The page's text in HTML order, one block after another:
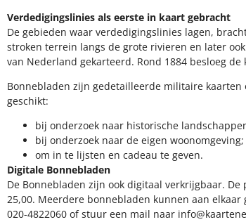
Verdedigingslinies als eerste in kaart gebracht
De gebieden waar verdedigingslinies lagen,
stroken terrein langs de grote rivieren en later
van Nederland gekarteerd. Rond 1884 besloeg
Bonnebladen zijn gedetailleerde militaire kaarten
geschikt:​
​bij onderzoek naar historische
bij onderzoek naar de eigen woonomgeving;
om in te lijsten en cadeau te geven.
Digitale Bonnebladen
De Bonnebladen zijn ook digitaal verkrijgbaar. De
25,00. Meerdere bonnebladen kunnen aan
020-4822060 of stuur een mail naar